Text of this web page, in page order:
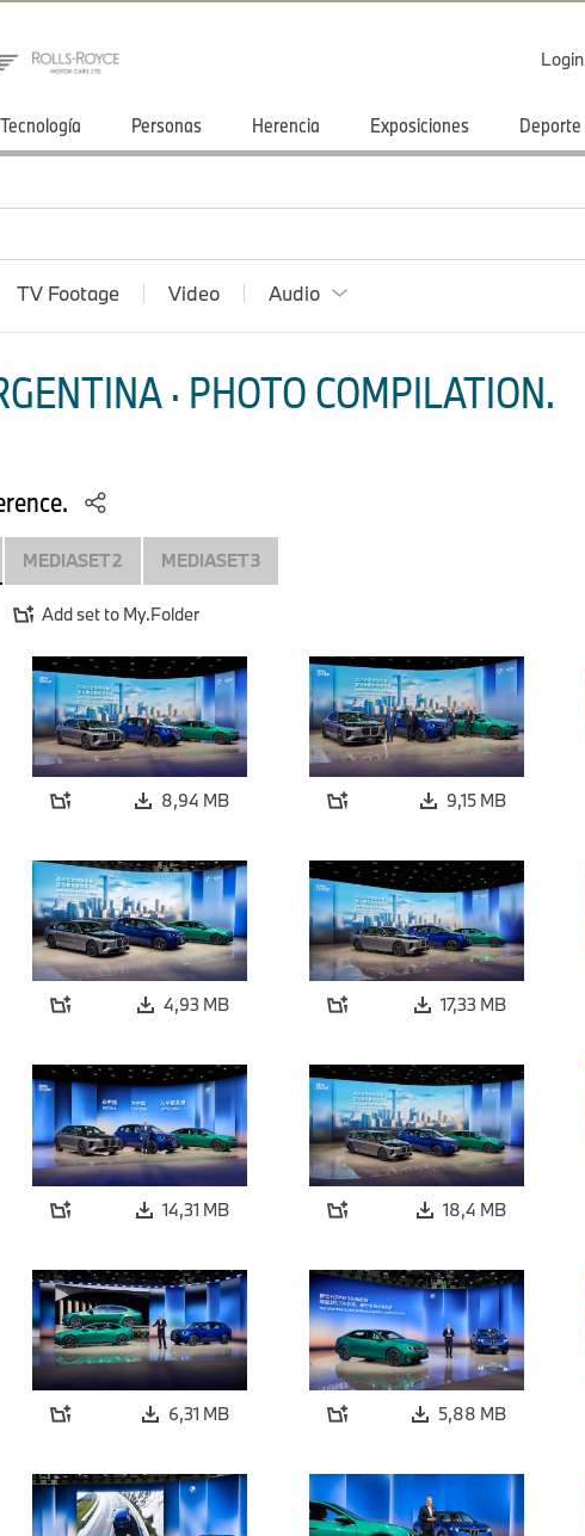
Login
Tecnología Personas Herencia Exposiciones Deporte
TV Footage Video Audio
· PHOTO COMPILATION.
MEDIASET 2 MEDIASET 3
Add set to My.Folder
8,94 MB 9,15 MB
4,93 MB 17,33 MB
14,31 MB 18,4 MB
6,31 MB 5,88 MB